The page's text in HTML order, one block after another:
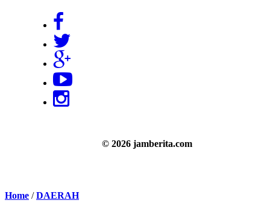
© 2026 jamberita.com
Home /DAERAH